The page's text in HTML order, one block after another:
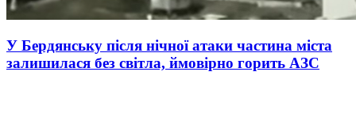
У Бердянську після нічної атаки частина міста
залишилася без світла, ймовірно горить АЗС